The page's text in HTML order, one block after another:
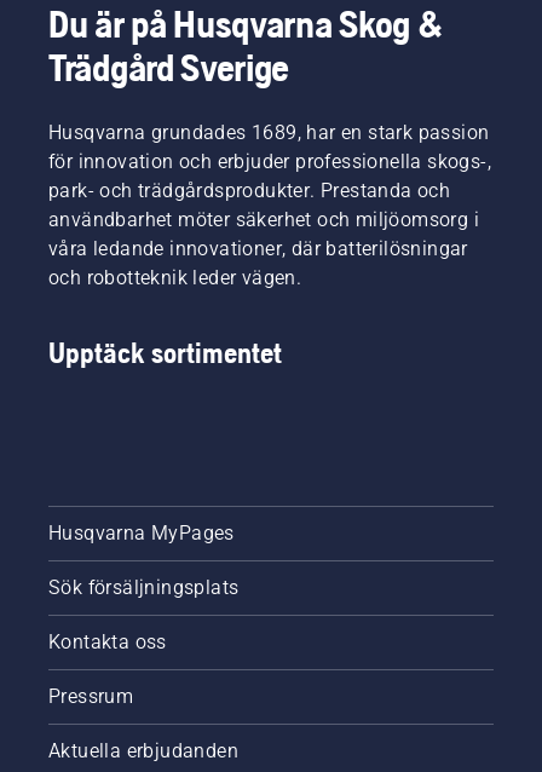
Du är på Husqvarna Skog &
Trädgård Sverige
Husqvarna grundades 1689, har en stark passion
för innovation och erbjuder professionella skogs-,
park- och trädgårdsprodukter. Prestanda och
användbarhet möter säkerhet och miljöomsorg i
våra ledande innovationer, där batterilösningar
och robotteknik leder vägen.
Upptäck sortimentet
Husqvarna MyPages
Sök försäljningsplats
Kontakta oss
Pressrum
Aktuella erbjudanden